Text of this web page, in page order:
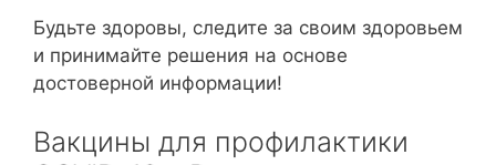
Будьте здоровы, следите за своим здоровьем
и принимайте решения на основе
достоверной информации!
Вакцины для профилактики